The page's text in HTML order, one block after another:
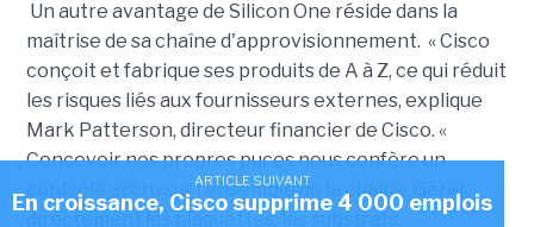
ARTICLE SUIVANT
En croissance, Cisco supprime 4 000 emplois
Un autre avantage de Silicon One réside dans la
maîtrise de sa chaîne d'approvisionnement. « Cisco
conçoit et fabrique ses produits de A à Z, ce qui réduit
les risques liés aux fournisseurs externes, explique
Mark Patterson, directeur financier de Cisco. «
Concevoir nos propres puces nous confère un
contrôle accru sur l'ensemble de la chaîne. Gérer
directement les plaquettes, les substrats,